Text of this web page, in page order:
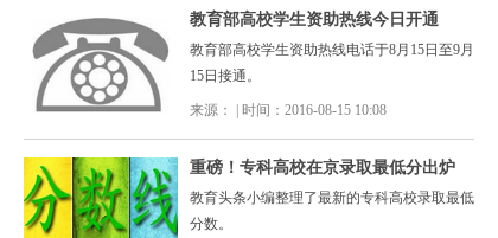
教育部高校学生资助热线今日开通
教育部高校学生资助热线电话于8月15日至9月
15日接通。
来源： | 时间：2016-08-15 10:08
重磅！专科高校在京录取最低分出炉
教育头条小编整理了最新的专科高校录取最低
分数。